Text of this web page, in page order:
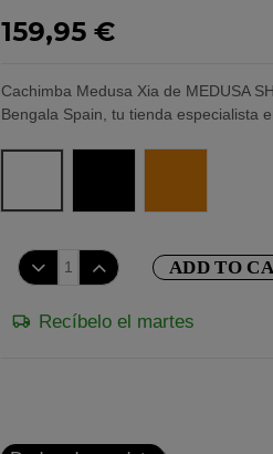
159,95 €
Cachimba Medusa Xia de MEDUSA
Bengala Spain, tu tienda especialista
ADD TO
Recíbelo el martes